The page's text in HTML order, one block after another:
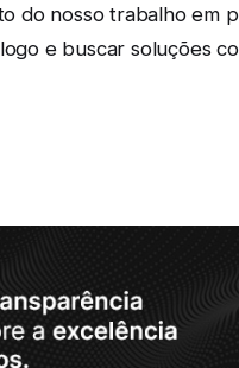
do nosso trabalho em
e buscar soluções